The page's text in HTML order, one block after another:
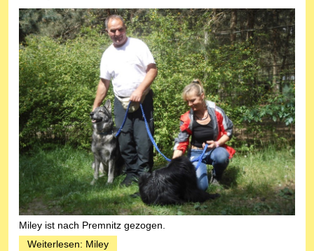
Miley ist nach Premnitz gezogen.
Weiterlesen: Miley